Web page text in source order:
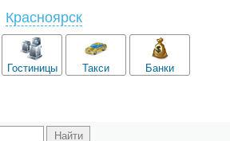
Красноярск
Гостиницы Такси Банки